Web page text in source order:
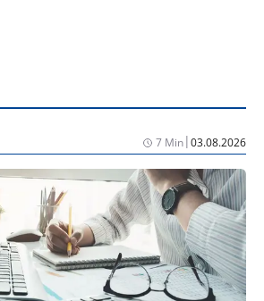
7 Min|03.08.2026